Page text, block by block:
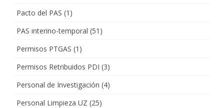
Pacto del PAS (1)
PAS interino-temporal (51)
Permisos PTGAS (1)
Permisos Retribuidos PDI (3)
Personal de Investigación (4)
Personal Limpieza UZ (25)